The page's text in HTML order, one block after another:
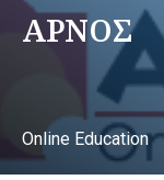
ΑΡΝΟΣ
Online Education